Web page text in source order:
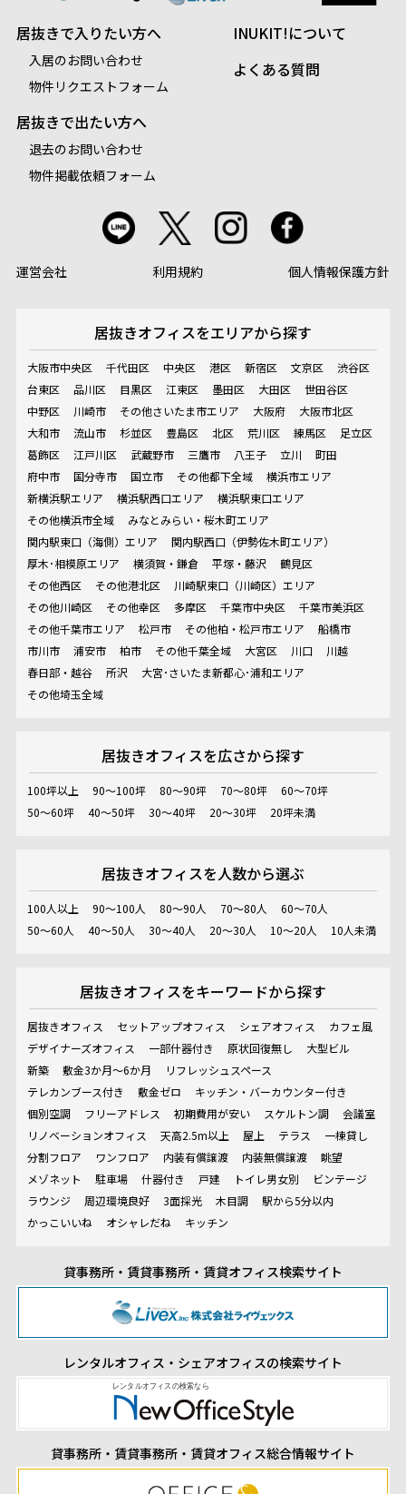
居抜きで入りたい方へ
入居のお問い合わせ
物件リクエストフォーム
居抜きで出たい方へ
退去のお問い合わせ
物件掲載依頼フォーム
INUKIT!について
よくある質問
運営会社 利用規約 個人情報保護方針
居抜きオフィスをエリアから探す
大阪市中央区 千代田区 中央区 港区 新宿区 文京区
渋谷区
台東区
品川区 目黒区 江東区 墨田区 大田区
世田谷区
中野区
川崎市 その他さいたま市エリア 大阪府
大阪市北区
大和市
流山市 杉並区 豊島区 北区 荒川区 練馬区
足立区
葛飾区
江戸川区 武蔵野市 三鷹市 八王子 立川
町田
府中市
国分寺市 国立市 その他都下全域
横浜市エリア
新横浜駅エリア
横浜駅西口エリア
横浜駅東口エリア
その他横浜市全域
みなとみらい・桜木町エリア
関内駅東口（海側）エリア
関内駅西口（伊勢佐木町エリア）
厚木･相模原エリア
横須賀・鎌倉 平塚・藤沢
鶴見区
その他西区
その他港北区
川崎駅東口（川崎区）エリア
その他川崎区
その他幸区 多摩区 千葉市中央区
千葉市美浜区
その他千葉市エリア
松戸市 その他柏・松戸市エリア
船橋市
市川市
浦安市 柏市 その他千葉全域 大宮区 川口
川越
春日部・越谷
所沢
大宮･さいたま新都心･浦和エリア
その他埼玉全域
居抜きオフィスを広さから探す
100坪以上 90～100坪 80～90坪 70～80坪
60～70坪
50～60坪
40～50坪 30～40坪 20～30坪 20坪未満
居抜きオフィスを人数から選ぶ
100人以上 90～100人 80～90人 70～80人
60～70人
50～60人
40～50人 30～40人 20～30人 10～20人 10人未満
居抜きオフィスをキーワードから探す
居抜きオフィス セットアップオフィス シェアオフィス
カフェ風
デザイナーズオフィス
一部什器付き 原状回復無し
大型ビル
新築
敷金3か月～6か月
リフレッシュスペース
テレカンブース付き
敷金ゼロ
キッチン・バーカウンター付き
個別空調
フリーアドレス 初期費用が安い スケルトン調
会議室
リノベーションオフィス
天高2.5m以上 屋上 テラス
一棟貸し
分割フロア
ワンフロア 内装有償譲渡 内装無償譲渡
眺望
メゾネット
駐車場 什器付き 戸建 トイレ男女別
ビンテージ
ラウンジ
周辺環境良好 3面採光 木目調
駅から5分以内
かっこいいね
オシャレだね キッチン
貸事務所・賃貸事務所・賃貸オフィス検索サイト
レンタルオフィス・シェアオフィスの検索サイト
貸事務所・賃貸事務所・賃貸オフィス総合情報サイト